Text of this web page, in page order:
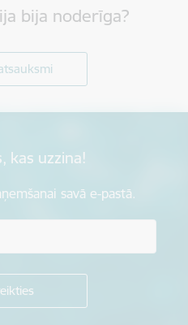
bija noderīga?
kas uzzina!
savā e-pastā.